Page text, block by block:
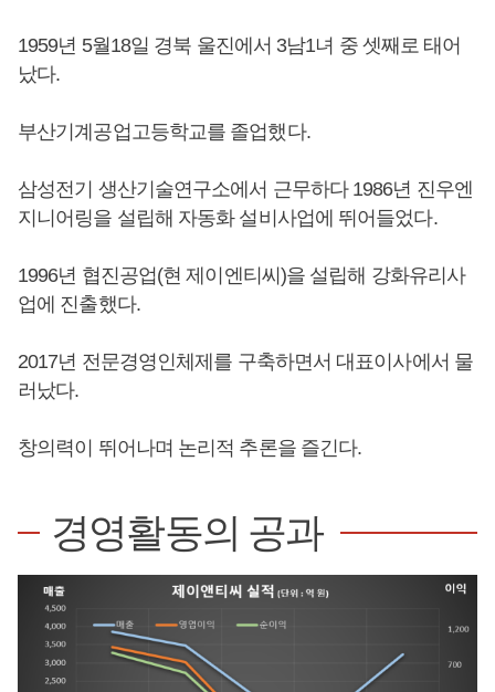
1959년 5월18일 경북 울진에서 3남1녀 중 셋째로 태어
났다.
부산기계공업고등학교를 졸업했다.
삼성전기 생산기술연구소에서 근무하다 1986년 진우엔
지니어링을 설립해 자동화 설비사업에 뛰어들었다.
1996년 협진공업(현 제이엔티씨)을 설립해 강화유리사
업에 진출했다.
2017년 전문경영인체제를 구축하면서 대표이사에서 물
러났다.
창의력이 뛰어나며 논리적 추론을 즐긴다.
경영활동의 공과